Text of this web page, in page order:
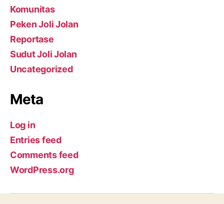
Komunitas
Peken Joli Jolan
Reportase
Sudut Joli Jolan
Uncategorized
Meta
Log in
Entries feed
Comments feed
WordPress.org